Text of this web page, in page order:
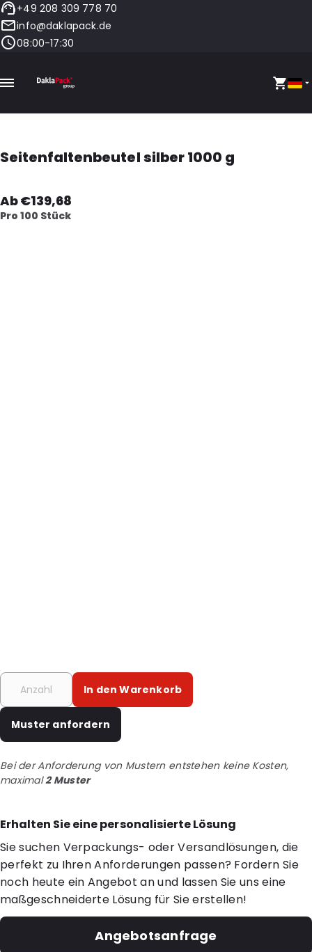
+49 208 309 778 70
info@daklapack.de
08:00-17:30
Seitenfaltenbeutel silber 1000 g
Ab €139,68
Pro 100 Stück
In den Warenkorb
Muster anfordern
Bei der Anforderung von Mustern entstehen keine Kosten,
maximal2 Muster
Erhalten Sie eine personalisierte Lösung
Sie suchen Verpackungs- oder Versandlösungen, die
perfekt zu Ihren Anforderungen passen? Fordern Sie
noch heute ein Angebot an und lassen Sie uns eine
maßgeschneiderte Lösung für Sie erstellen!
Angebotsanfrage